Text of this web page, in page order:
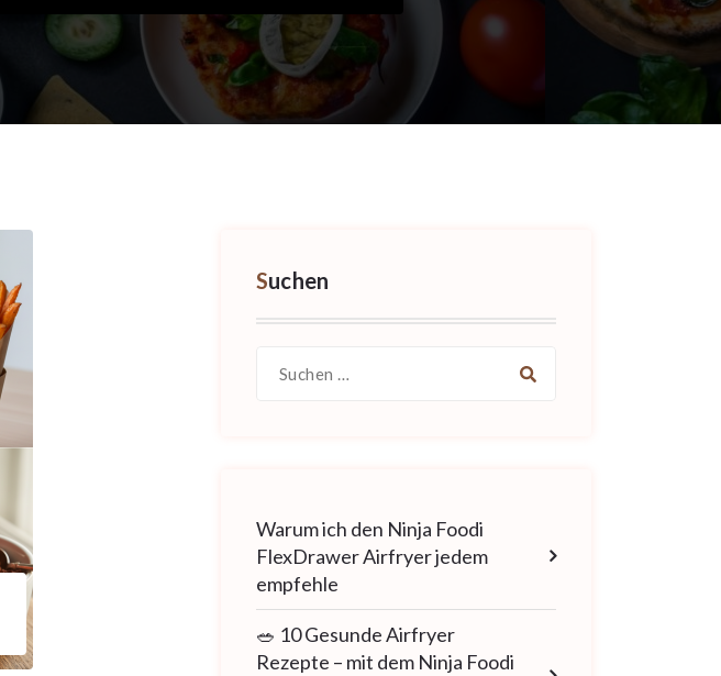
Suchen
nach:
Warum ich den Ninja Foodi
FlexDrawer Airfryer jedem
empfehle
🥗 10 Gesunde Airfryer
Rezepte – mit dem Ninja Foodi